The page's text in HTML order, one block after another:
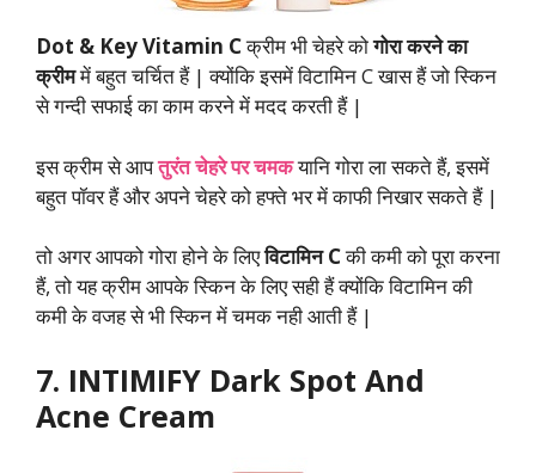
Dot & Key Vitamin Cक्रीम भी चेहरे कोगोरा करने का
क्रीममें बहुत चर्चित हैं | क्योंकि इसमें विटामिन C खास हैं जो स्किन
से गन्दी सफाई का काम करने में मदद करती हैं |
इस क्रीम से आपतुरंतचेहरे पर चमकयानि गोरा ला सकते हैं, इसमें
बहुत पॉवर हैं और अपने चेहरे को हफ्ते भर में काफी निखार सकते हैं |
तो अगर आपको गोरा होने के लिएविटामिन Cकी कमी को पूरा करना
हैं, तो यह क्रीम आपके स्किन के लिए सही हैं क्योंकि विटामिन की
कमी के वजह से भी स्किन में चमक नही आती हैं |
7. INTIMIFY Dark Spot And
Acne Cream